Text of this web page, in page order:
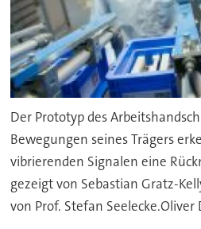
Der Prototyp des
Bewegungen seines Trägers
vibrierenden Signalen eine
gezeigt von Sebastian Gratz-
von Prof. Stefan Seelecke.Oliver